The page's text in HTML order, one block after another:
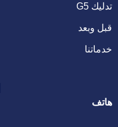
تدليك G5
قبل وبعد
خدماتنا
هاتف